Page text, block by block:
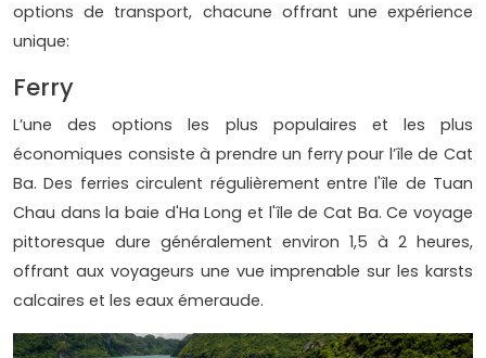
options de transport, chacune offrant une expérience
unique:
Ferry
L’une des options les plus populaires et les plus
économiques consiste à prendre un ferry pour l’île de Cat
Ba. Des ferries circulent régulièrement entre l'île de Tuan
Chau dans la baie d'Ha Long et l'île de Cat Ba. Ce voyage
pittoresque dure généralement environ 1,5 à 2 heures,
offrant aux voyageurs une vue imprenable sur les karsts
calcaires et les eaux émeraude.